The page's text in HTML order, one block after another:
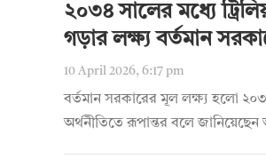
২০৩৪ সালের মধ্যে
গড়ার লক্ষ্য বর্তমান
10 April 2026, 6:17 pm
বর্তমান সরকারের মূল লক্ষ্য হলো
অর্থনীতিতে রূপান্তর বলে জানিয়েছেন